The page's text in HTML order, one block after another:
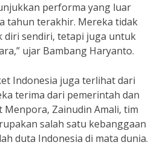
performa yang luar
tahun terakhir. Mereka tidak
diri sendiri, tetapi juga untuk
ujar Bambang Haryanto.
Indonesia juga terlihat dari
terima dari pemerintah dan
Zainudin Amali, tim
salah satu kebanggaan
duta Indonesia di mata dunia.